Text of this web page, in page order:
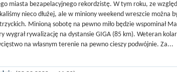
miasta bezapelacyjnego rekordzistę. W tym roku, ze
nieco dłużej, ale w miniony weekend wreszcie można
Minioną sobotę na pewno miło będzie wspominał
wygrał rywalizację na dystansie GIGA (85 km). Weteran
na własnym terenie na pewno cieszy podwójnie. Za...